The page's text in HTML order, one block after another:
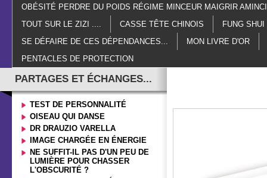
OBÉSITÉ PERDRE DU POIDS RÉGIME MINCEUR MAIGRIR
TOUT SUR LE ZIZI ....
CASSE TÊTE CHINOIS
FUNG SHUI
SE DÉFAIRE DE CES DÉPENDANCES...
MON LIVRE D'OR
PENTACLES DE PROTECTION
PARTAGES ET ÉCHANGES...
TEST DE PERSONNALITÉ
OISEAU QUI DANSE
DR DRAUZIO VARELLA
IMAGE CHARGÉE EN ÉNERGIE
NE SUFFIT-IL PAS D'UN PEU DE
LUMIÈRE POUR CHASSER
L'OBSCURITÉ ?